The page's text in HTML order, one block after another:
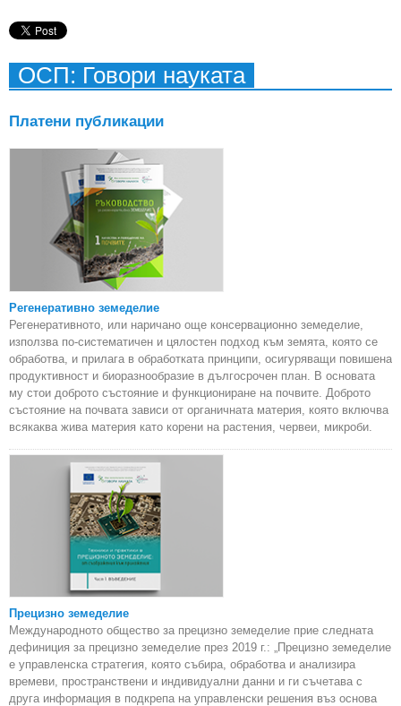
ОСП: Говори науката
Платени публикации
Регенеративно земеделие
Регенеративното, или наричано още консервационно земеделие,
използва по-систематичен и цялостен подход към земята, която се
обработва, и прилага в обработката принципи, осигуряващи повишена
продуктивност и биоразнообразие в дългосрочен план. В основата
му стои доброто състояние и функциониране на почвите. Доброто
състояние на почвата зависи от органичната материя, която включва
всякаква жива материя като корени на растения, червеи, микроби.
Прецизно земеделие
Международното общество за прецизно земеделие прие следната
дефиниция за прецизно земеделие през 2019 г.: „Прецизно земеделие
е управленска стратегия, която събира, обработва и анализира
времеви, пространствени и индивидуални данни и ги съчетава с
друга информация в подкрепа на управленски решения въз основа